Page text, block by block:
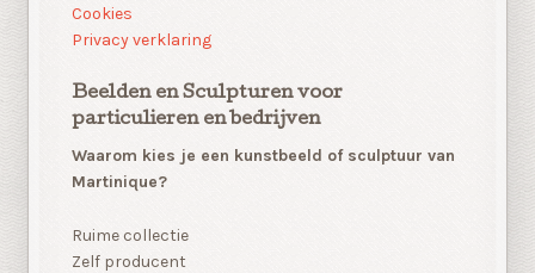
Cookies
Privacy verklaring
Beelden en Sculpturen voor
particulieren en bedrijven
Waarom kies je een kunstbeeld of sculptuur van
Martinique?
Ruime collectie
Zelf producent